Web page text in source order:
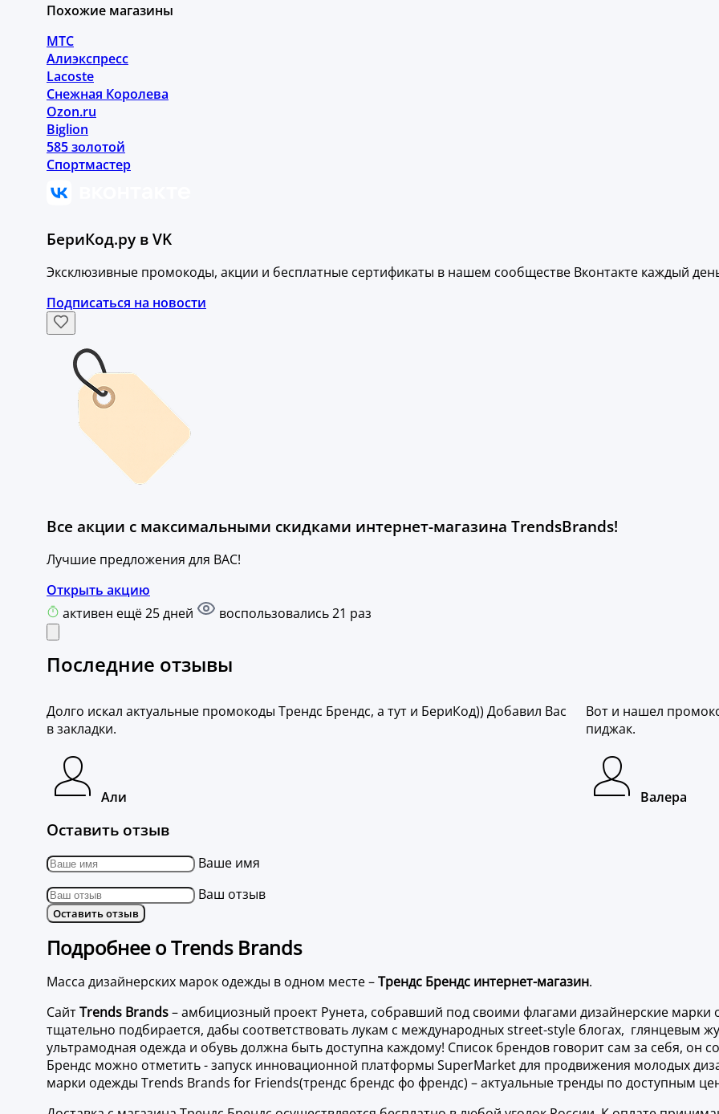
Похожие магазины
МТС
Алиэкспресс
Lacoste
Снежная Королева
Ozon.ru
Biglion
585 золотой
Спортмастер
БериКод.ру в VK
Эксклюзивные промокоды, акции и бесплатные сертификаты в нашем сообществе Вконтакте каждый
Подписаться на новости
Все акции с максимальными скидками интернет-магазина TrendsBrands!
Лучшие предложения для ВАС!
Открыть акцию
активен ещё 25 дней
воспользовались 21 раз
Последние отзывы
Долго искал актуальные промокоды Трендс Брендс, а тут и БериКод)) Добавил Вас
в закладки.
Али
Вот и нашел
пиджак.
Валера
Оставить отзыв
Ваше имя
Ваш отзыв
Оставить отзыв
Подробнее о Trends Brands
Масса дизайнерских марок одежды в одном месте –Трендс Брендс интернет-магазин.
СайтTrends Brands– амбициозный проект Рунета, собравший под своими флагами дизайнерские марки
тщательно подбирается, дабы соответствовать лукам с международных street-style блогах, глянцевым
ультрамодная одежда и обувь должна быть доступна каждому! Список брендов говорит сам за себя, он
Брендс можно отметить - запуск инновационной платформы SuperMarket для продвижения молодых
марки одежды Trends Brands for Friends(трендс брендс фо френдс) – актуальные тренды по доступным